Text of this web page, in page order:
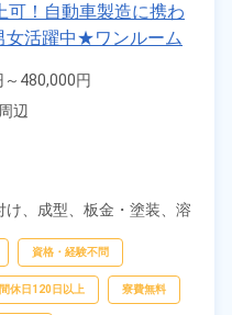
可！自動車製造に携わ
女活躍中★ワンルーム
駐車場あり！赴任旅
払いあり！土日休み！
京都郡苅田町》
～480,000円
円
辺
、 成型、 板金・塗装、 溶
・配送資格・経験不問
休日120日以上 寮費無料